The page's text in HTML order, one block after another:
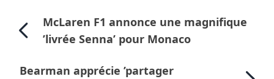
McLaren F1 annonce une magnifique
’livrée Senna’ pour Monaco
Bearman apprécie ’partager